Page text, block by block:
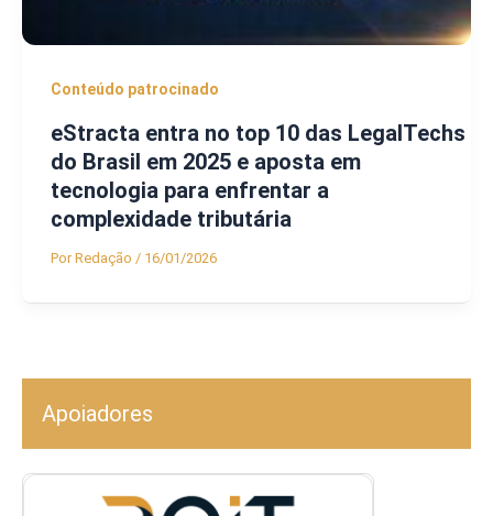
Conteúdo patrocinado
eStracta entra no top 10 das LegalTechs
do Brasil em 2025 e aposta em
tecnologia para enfrentar a
complexidade tributária
PorRedação / 16/01/2026
Apoiadores